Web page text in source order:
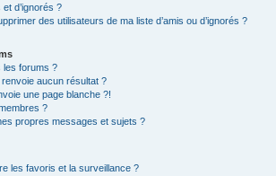
d’ignorés ?
des utilisateurs de ma liste d’amis ou d’ignorés ?
les forums ?
aucun résultat ?
une page blanche ?!
?
propres messages et sujets ?
les favoris et la surveillance ?